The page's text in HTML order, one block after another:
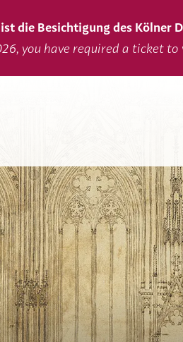
ist die Besichtigung des Kölner
you have required a ticket